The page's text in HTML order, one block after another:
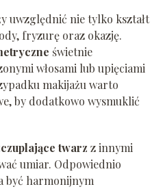
uwzględnić nie tylko kształt
fryzurę oraz okazję.
świetnie
włosami lub upięciami
makijażu warto
by dodatkowo wysmuklić
twarz z innymi
umiar. Odpowiednio
być harmonijnym